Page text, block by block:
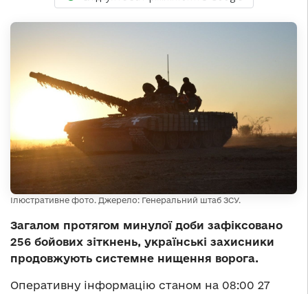
Ілюстративне фото. Джерело: Генеральний штаб ЗСУ.
Загалом протягом минулої доби зафіксовано
256 бойових зіткнень, українські захисники
продовжують системне нищення ворога.
Оперативну інформацію станом на 08:00 27